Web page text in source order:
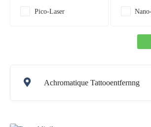
Pico-Laser
Achromatique Tattooentfernng